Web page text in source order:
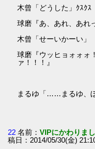
木曾「どうした」ｸｽｸｽ
球磨『あ、あれ、あれ
木曾「せーいかーい」
球磨『ウッヒョォォォ
ァ！！！』
まるゆ「……まるゆ、
22 名前：VIPにかわりま
稿日：2014/05/30(金)